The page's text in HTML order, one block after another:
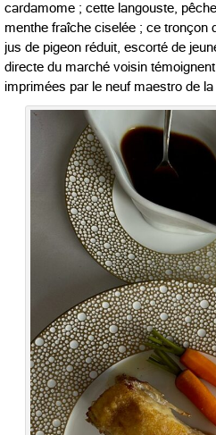
cardamome ; cette langouste,
menthe fraîche ciselée ; ce tronçon
jus de pigeon réduit, escorté de
directe du marché voisin
imprimées par le neuf maestro de